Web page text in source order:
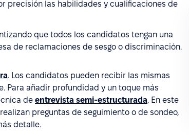
precisión las habilidades y cualificaciones de
que todos los candidatos tengan una
de reclamaciones de sesgo o discriminación.
. Los candidatos pueden recibir las mismas
Para añadir profundidad y un toque más
de entrevista semi-estructurada. En este
preguntas de seguimiento o de sondeo,
detalle.